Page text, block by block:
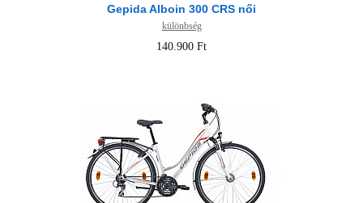
Gepida Alboin 300 CRS női
különbség
140.900 Ft